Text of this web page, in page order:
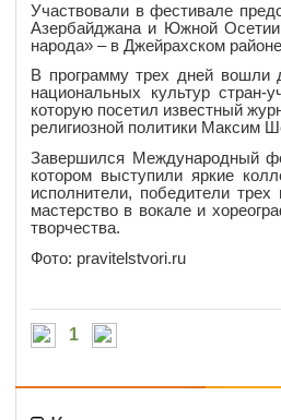
Участвовали в фестивале
Азербайджана и Южной
народа» – в Джейрахском
В программу трех дней вошли
национальных культур
которую посетил известный
религиозной политики Максим
Завершился Международный
котором выступили яркие
исполнители, победители
мастерство в вокале и
творчества.
Фото: pravitelstvori.ru
1